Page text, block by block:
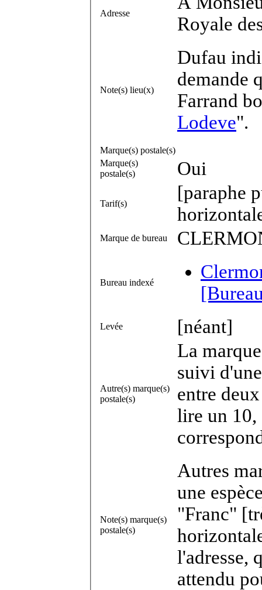
Adresse
Royale
Note(s) lieu(x)
Dufau
demande
Farrand
Lodeve".
Marque(s) postale(s)
Marque(s)
postale(s)
Oui
Tarif(s)
[paraphe
Marque de bureau
Bureau indexé
Levée [néant]
Autre(s) marque(s)
postale(s)
La
suivi
entre
lire un 10,
Note(s) marque(s)
postale(s)
Autres
une
"Franc"
l'adresse,
attendu